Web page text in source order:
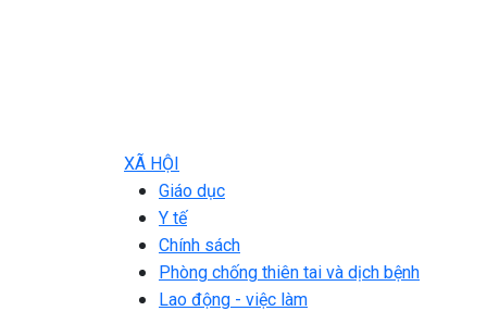
XÃ HỘI
Giáo dục
Y tế
Chính sách
Phòng chống thiên tai và dịch bệnh
Lao động - việc làm